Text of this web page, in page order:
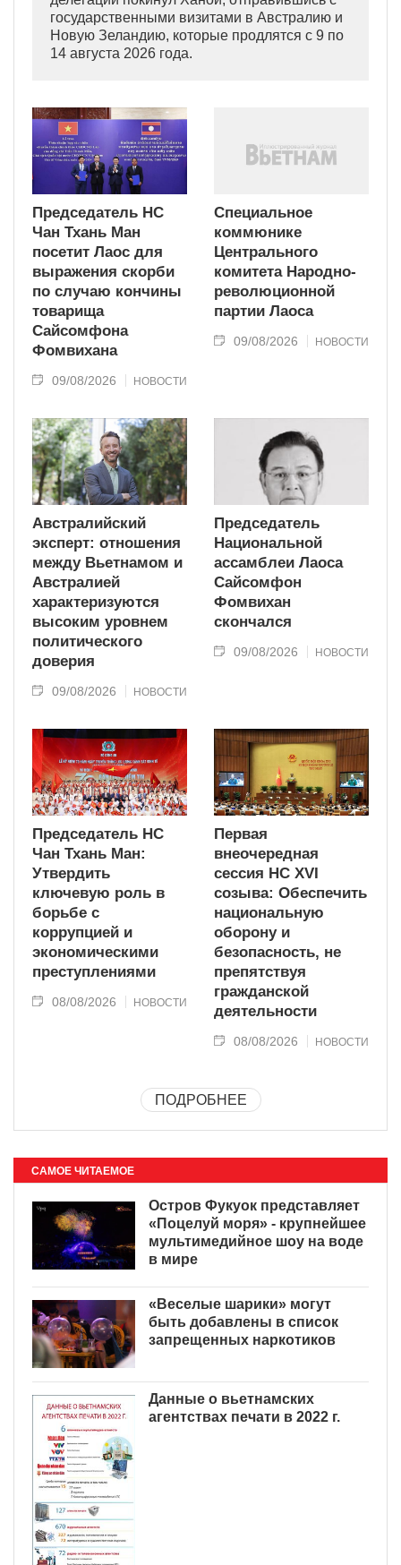
государственными визитами в Австралию и
Новую Зеландию, которые продлятся с 9 по
14 августа 2026 года.
Председатель НС
Чан Тхань Ман
посетит Лаос для
выражения скорби
по случаю кончины
товарища
Сайсомфона
Фомвихана
09/08/2026 НОВОСТИ
Специальное
коммюнике
Центрального
комитета Народно-
революционной
партии Лаоса
09/08/2026 НОВОСТИ
Австралийский
эксперт: отношения
между Вьетнамом и
Австралией
характеризуются
высоким уровнем
политического
доверия
09/08/2026 НОВОСТИ
Председатель
Национальной
ассамблеи Лаоса
Сайсомфон
Фомвихан
скончался
09/08/2026 НОВОСТИ
Председатель НС
Чан Тхань Ман:
Утвердить
ключевую роль в
борьбе с
коррупцией и
экономическими
преступлениями
08/08/2026 НОВОСТИ
Первая
внеочередная
сессия НС XVI
созыва: Обеспечить
национальную
оборону и
безопасность, не
препятствуя
гражданской
деятельности
08/08/2026 НОВОСТИ
ПОДРОБНЕЕ
САМОЕ ЧИТАЕМОЕ
Остров Фукуок представляет
«Поцелуй моря» - крупнейшее
мультимедийное шоу на воде
в мире
«Веселые шарики» могут
быть добавлены в список
запрещенных наркотиков
Данные о вьетнамских
агентствах печати в 2022 г.